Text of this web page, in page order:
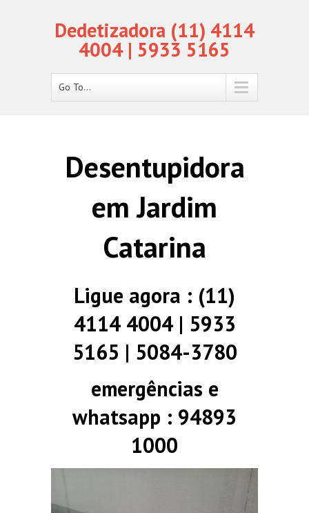
Dedetizadora (11) 4114
4004 | 5933 5165
Go To...
Desentupidora
em Jardim
Catarina
Ligue agora : (11)
4114 4004 | 5933
5165 | 5084-3780
emergências e
whatsapp : 94893
1000